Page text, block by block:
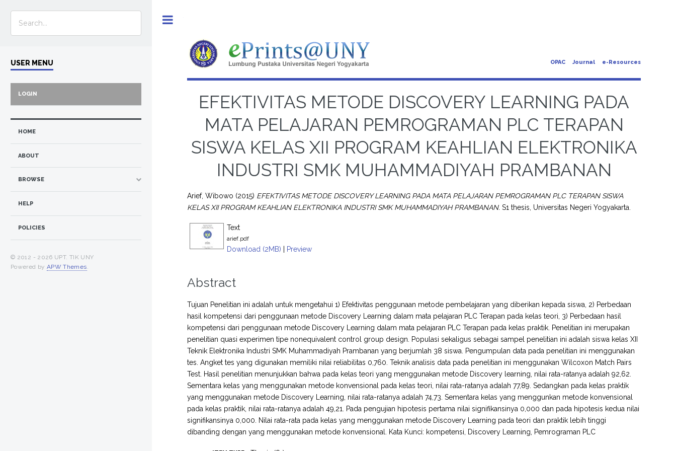
OPAC Journal e-Resources
EFEKTIVITAS METODE DISCOVERY LEARNING PADA
MATA PELAJARAN PEMROGRAMAN PLC TERAPAN
SISWA KELAS XII PROGRAM KEAHLIAN ELEKTRONIKA
INDUSTRI SMK MUHAMMADIYAH PRAMBANAN
Arief, Wibowo (2015) EFEKTIVITAS METODE DISCOVERY LEARNING PADA MATA PELAJARAN PEMROGRAMAN PLC TERAPAN SISWA
KELAS XII PROGRAM KEAHLIAN ELEKTRONIKA INDUSTRI SMK MUHAMMADIYAH PRAMBANAN. S1 thesis, Universitas Negeri Yogyakarta.
Text
arief.pdf
Download (2MB) | Preview
Abstract
Tujuan Penelitian ini adalah untuk mengetahui 1) Efektivitas penggunaan metode pembelajaran yang diberikan kepada siswa, 2) Perbedaan
hasil kompetensi dari penggunaan metode Discovery Learning dalam mata pelajaran PLC Terapan pada kelas teori, 3) Perbedaan hasil
kompetensi dari penggunaan metode Discovery Learning dalam mata pelajaran PLC Terapan pada kelas praktik. Penelitian ini merupakan
penelitian quasi experimen tipe nonequivalent control group design. Populasi sekaligus sebagai sampel penelitian ini adalah siswa kelas XII
Teknik Elektronika Industri SMK Muhammadiyah Prambanan yang berjumlah 38 siswa. Pengumpulan data pada penelitian ini menggunakan
tes. Angket tes yang digunakan memiliki nilai reliabilitas 0,760. Teknik analisis data pada penelitian ini menggunakan Wilcoxon Match Pairs
Test. Hasil penelitian menunjukkan bahwa pada kelas teori yang menggunakan metode Discovery learning, nilai rata-ratanya adalah 92,62.
Sementara kelas yang menggunakan metode konvensional pada kelas teori, nilai rata-ratanya adalah 77,89. Sedangkan pada kelas praktik
yang menggunakan metode Discovery Learning, nilai rata-ratanya adalah 74,73. Sementara kelas yang menggunkan metode konvensional
pada kelas praktik, nilai rata-ratanya adalah 49,21. Pada pengujian hipotesis pertama nilai signifikansinya 0,000 dan pada hipotesis kedua nilai
signifikansinya 0,000. Nilai rata-rata pada kelas yang menggunakan metode Discovery Learning pada teori dan praktik lebih tinggi
dibanding dengan yang menggunakan metode konvensional. Kata Kunci: kompetensi, Discovery Learning, Pemrograman PLC
USER MENU
LOGIN
HOME
ABOUT
BROWSE
HELP
POLICIES
© 2012 - 2026 UPT. TIK UNY
Powered by APW Themes